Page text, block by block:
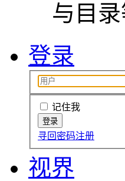
与目
登录
记住我
寻回密码注册
视界